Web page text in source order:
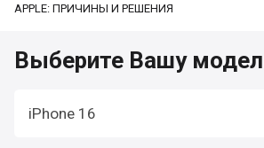
APPLE: ПРИЧИНЫ И РЕШЕНИЯ
Выберите Вашу
iPhone 16